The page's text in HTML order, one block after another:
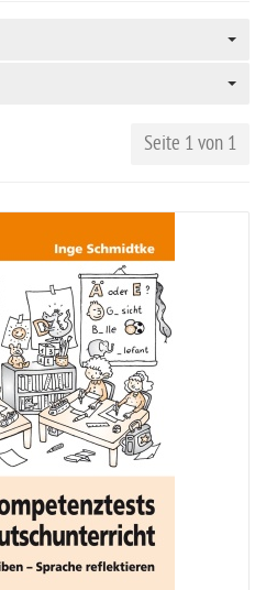
Seite 1 von 1